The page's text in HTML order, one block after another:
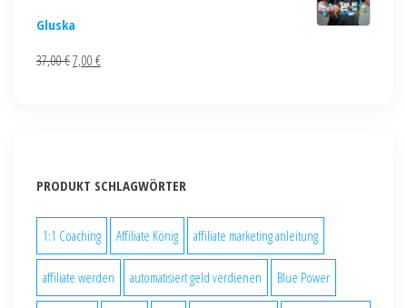
Gluska
37,00€7,00 €
PRODUKT SCHLAGWÖRTER
1:1 Coaching Affiliate König affiliate marketing anleitung
affiliate werden automatisiert geld verdienen Blue Power